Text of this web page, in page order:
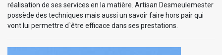
réalisation de ses services en la matière. Artisan Desmeulemester
possède des techniques mais aussi un savoir faire hors pair qui
vont lui permettre d`être efficace dans ses prestations.